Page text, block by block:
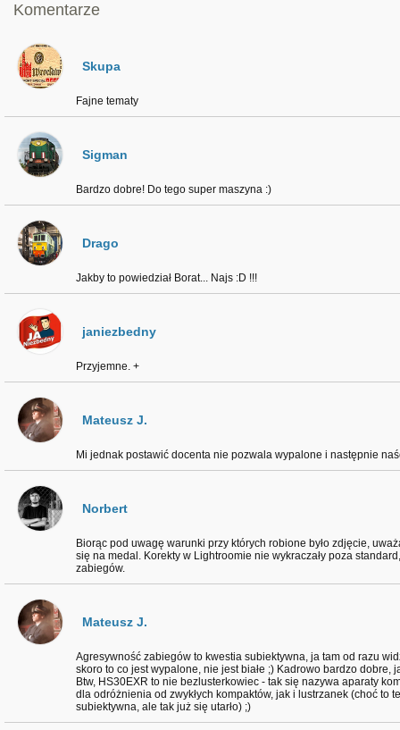
Komentarze
Skupa
Fajne tematy
Sigman
Bardzo dobre! Do tego super maszyna :)
Drago
Jakby to powiedział Borat... Najs :D !!!
janiezbedny
Przyjemne. +
Mateusz J.
Mi jednak postawić docenta nie pozwala wypalone i następnie
Norbert
Biorąc pod uwagę warunki przy których robione było zdjęcie,
się na medal. Korekty w Lightroomie nie wykraczały poza
zabiegów.
Mateusz J.
Agresywność zabiegów to kwestia subiektywna, ja tam od razu
skoro to co jest wypalone, nie jest białe ;) Kadrowo bardzo dobre,
Btw, HS30EXR to nie bezlusterkowiec - tak się nazywa aparaty
dla odróżnienia od zwykłych kompaktów, jak i lustrzanek (choć to
subiektywna, ale tak już się utarło) ;)